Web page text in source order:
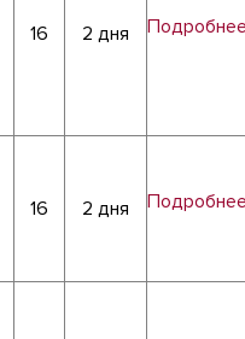
16 2 дня
16 2 дня